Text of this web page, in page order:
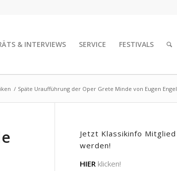
& INTERVIEWS SERVICE FESTIVALS
/ Späte Uraufführung der Oper Grete Minde von Eugen Engel
Jetzt Klassikinfo Mitglied
werden!
HIER klicken!